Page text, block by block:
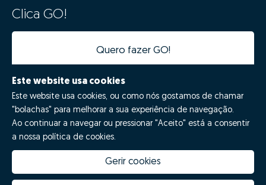
Clica GO!
Quero fazer GO!
Porquê escolher a Zome
Inovação Zome
Hubs Zome
Este website usa cookies
Este website usa cookies, ou como nós gostamos de chamar
"bolachas" para melhorar a sua experiência de navegação.
Ao continuar a navegar ou pressionar "Aceito" está a consentir
a nossa política de cookies.
Gerir cookies